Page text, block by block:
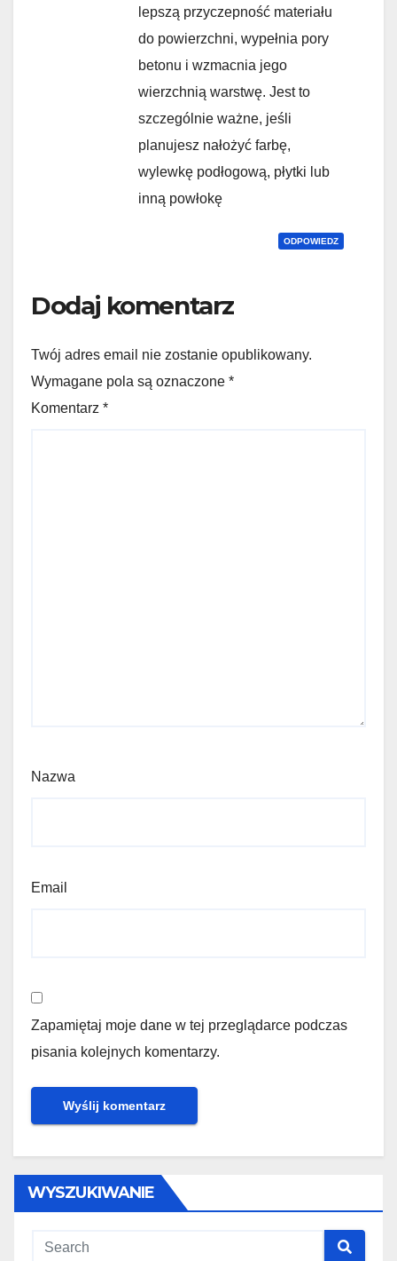
lepszą przyczepność materiału
do powierzchni, wypełnia pory
betonu i wzmacnia jego
wierzchnią warstwę. Jest to
szczególnie ważne, jeśli
planujesz nałożyć farbę,
wylewkę podłogową, płytki lub
inną powłokę
ODPOWIEDZ
Dodaj komentarz
Twój adres email nie zostanie opublikowany.
Wymagane pola są oznaczone *
Komentarz *
Nazwa
Email
Zapamiętaj moje dane w tej przeglądarce podczas
pisania kolejnych komentarzy.
WYSZUKIWANIE